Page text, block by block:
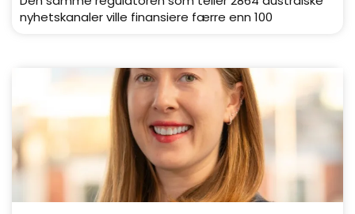
nyhetskanaler ville finansiere færre enn 100